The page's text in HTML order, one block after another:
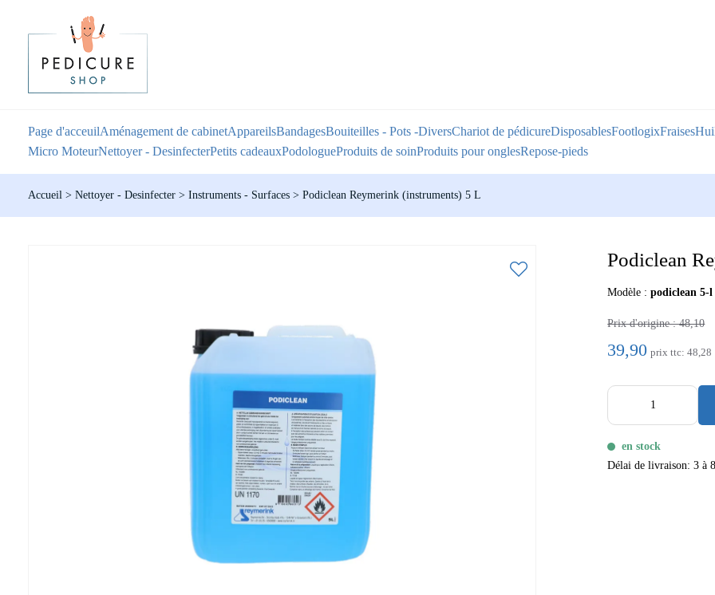
Page d'acceuilAménagement de cabinetAppareilsBandagesBouiteilles - Pots -DiversChariot de pédicureDisposablesFootlogixFraises
Micro MoteurNettoyer - DesinfecterPetits cadeauxPodologueProduits de soinProduits pour onglesRepose-pieds
Accueil > Nettoyer - Desinfecter > Instruments - Surfaces > Podiclean Reymerink (instruments) 5 L
Podiclean
Modèle :podiclean 5-l
Prix ​​d'origine :48,10
39,90 prix ttc:48,28
en stock
Délai de livraison: 3 à